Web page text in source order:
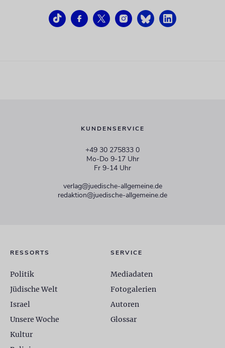
KUNDENSERVICE
+49 30 275833 0
Mo-Do 9-17 Uhr
Fr 9-14 Uhr
verlag@juedische-allgemeine.de
redaktion@juedische-allgemeine.de
RESSORTS
Politik
Jüdische Welt
Israel
Unsere Woche
Kultur
SERVICE
Mediadaten
Fotogalerien
Autoren
Glossar